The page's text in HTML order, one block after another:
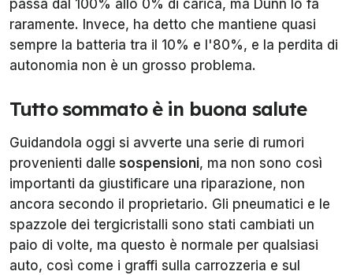
passa dal 100% allo 0% di carica, ma Dunn lo fa
raramente. Invece, ha detto che mantiene quasi
sempre la batteria tra il 10% e l'80%, e la perdita di
autonomia non è un grosso problema.
Tutto sommato è in buona salute
Guidandola oggi si avverte una serie di rumori
provenienti dalle sospensioni, ma non sono così
importanti da giustificare una riparazione, non
ancora secondo il proprietario. Gli pneumatici e le
spazzole dei tergicristalli sono stati cambiati un
paio di volte, ma questo è normale per qualsiasi
auto, così come i graffi sulla carrozzeria e sul